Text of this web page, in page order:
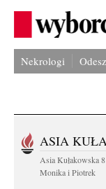
Nekrologi
ASIA
Asia Kułakowska
Monika i Piotrek